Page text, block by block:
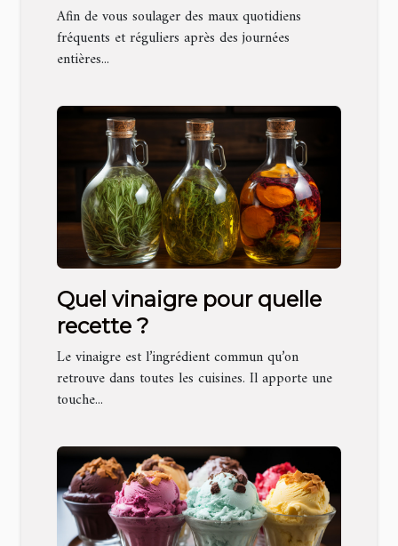
Afin de vous soulager des maux quotidiens
fréquents et réguliers après des journées
entières...
Quel vinaigre pour quelle
recette ?
Le vinaigre est l’ingrédient commun qu’on
retrouve dans toutes les cuisines. Il apporte une
touche...